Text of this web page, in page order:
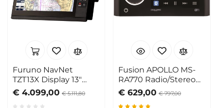
Furuno NavNet
TZT13X Display 13"
Hybrid Touch
€ 4.099,00 € 5.111,80
Fusion APOLLO MS-
RA770 Radio/Stereo
Marino Wi-Fi
€ 629,00 € 797,00